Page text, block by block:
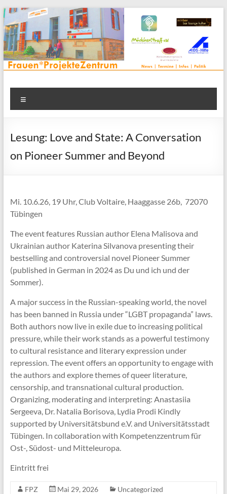
Zum
Inhalt
springen
Frauenprojektehaus wird
FrauenProjekteZentrum
Frauen* | Mädchen* | Projekte | Beratung | Veranstaltungen |
in einem Zentrum | Räume für alle | Projektarbeit | Begegnung
Lesung: Love and State: A Conversation
on Pioneer Summer and Beyond
Mi. 10.6.26, 19 Uhr, Club Voltaire, Haaggasse 26b, 72070
Tübingen
The event features Russian author Elena Malisova and
Ukrainian author Katerina Silvanova presenting their
bestselling and controversial novel Pioneer Summer
(published in German in 2024 as Du und ich und der
Sommer).
A major success in the Russian-speaking world, the novel
has been banned in Russia under “LGBT propaganda” laws.
Both authors now live in exile due to increasing political
pressure, while their work stands as a powerful testimony
to cultural resistance and literary expression under
repression. The event offers an opportunity to engage with
the authors and explore themes of queer literature,
censorship, and transnational cultural production.
Organizing, moderating and interpreting: Anastasiia
Sergeeva, Dr. Natalia Borisova, Lydia Prodi Kindly
supported by Universitätsbund e.V. and Universitätsstadt
Tübingen. In collaboration with Kompetenzzentrum für
Ost-, Südost- und Mitteleuropa.
Eintritt frei
FPZ Mai 29, 2026 Uncategorized